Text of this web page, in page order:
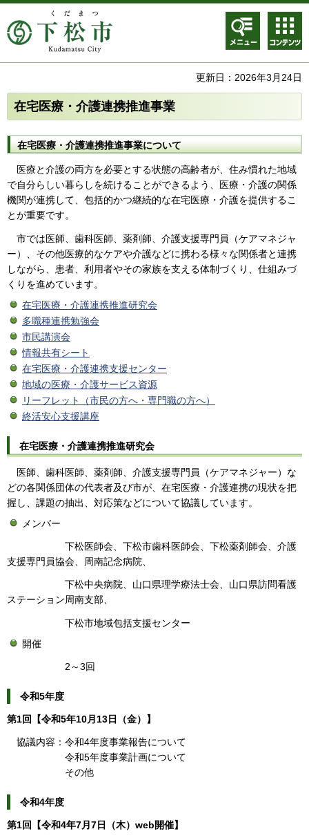
メニュ
ー
コンテ
ンツメ
ニュー
更新日：2026年3月24日
在宅医療・介護連携推進事業
在宅医療・介護連携推進事業について
医療と介護の両方を必要とする状態の高齢者が、住み慣れた地域
で自分らしい暮らしを続けることができるよう、医療・介護の関係
機関が連携して、包括的かつ継続的な在宅医療・介護を提供するこ
とが重要です。
市では医師、歯科医師、薬剤師、介護支援専門員（ケアマネジャ
ー）、その他医療的なケアや介護などに携わる様々な関係者と連携
しながら、患者、利用者やその家族を支える体制づくり、仕組みづ
くりを進めています。
在宅医療・介護連携推進研究会
多職種連携勉強会
市民講演会
情報共有シート
在宅医療・介護連携支援センター
地域の医療・介護サービス資源
リーフレット（市民の方へ・専門職の方へ）
終活安心支援講座
在宅医療・介護連携推進研究会
医師、歯科医師、薬剤師、介護支援専門員（ケアマネジャー）な
どの各関係団体の代表者及び市が、在宅医療・介護連携の現状を把
握し、課題の抽出、対応策などについて協議しています。
メンバー
下松医師会、下松市歯科医師会、下松薬剤師会、介護
支援専門員協会、周南記念病院、
下松中央病院、山口県理学療法士会、山口県訪問看護
ステーション周南支部、
下松市地域包括支援センター
開催
2～3回
令和5年度
第1回【令和5年10月13日（金）】
協議内容：令和4年度事業報告について
令和5年度事業計画について
その他
令和4年度
第1回【令和4年7月7日（木）web開催】